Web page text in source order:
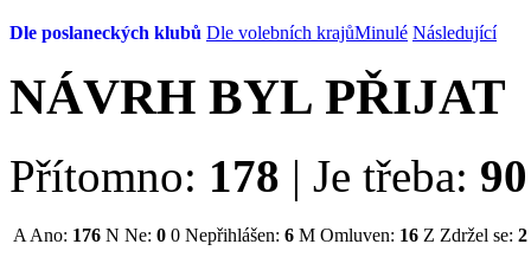
Dle poslaneckých klubů Dle volebních krajůMinulé Následující
NÁVRH BYL PŘIJAT
Přítomno: 178 | Je třeba: 90
A Ano: 176 N Ne: 0 0 Nepřihlášen: 6 M Omluven: 16 Z Zdržel se: 2